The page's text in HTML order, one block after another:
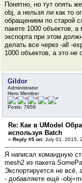
Понятно, но тут опять
obj, а нельзя ли как то
обращением по старой
пакете 1000 объектов,
экспорта при этом
делать все через -all -
1000 объектов, а это не
Gildor
Administrator
Hero Member
Posts: 7956
Re: Как в UModel
используя Batch
« Reply #5 on: July 01, 2015,
Я написал командную
mesh2 из пакета
Экспортируется не всё,
- добавляете ещё -